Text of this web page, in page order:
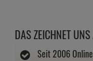
DAS ZEICHNET
Seit 2006